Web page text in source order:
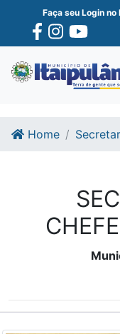
Ir para o conte�do
Ir para o fim do
Faça seu Login no
Home